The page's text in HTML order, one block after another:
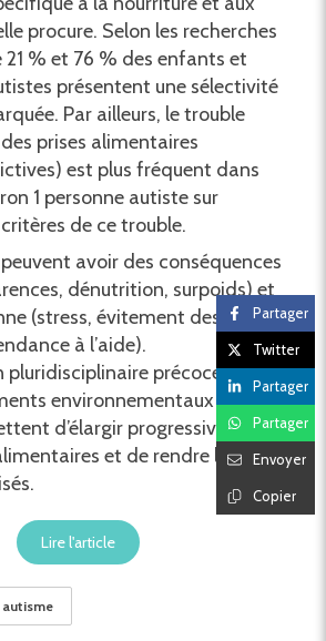
procure. Selon les recherches
21 % et 76 % des enfants et
présentent une sélectivité
Par ailleurs, le trouble
prises alimentaires
est plus fréquent dans
1 personne autiste sur
de ce trouble.
avoir des conséquences
dénutrition, surpoids) et
(stress, évitement des repas
à l’aide).
pluridisciplinaire précoce et
environnementaux
d’élargir progressivement
et de rendre les
Lire l'article
autisme
Partager
Twitter
Partager
Partager
Envoyer
Copier